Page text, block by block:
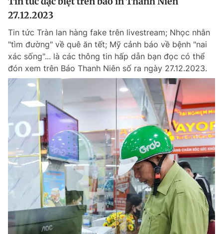
27.12.2023
Tin tức Tràn lan hàng fake trên livestream; Nhọc nhằn
"tìm đường" về quê ăn tết; Mỹ cảnh báo về bệnh "nai
xác sống"... là các thông tin hấp dẫn bạn đọc có thể
đón xem trên Báo Thanh Niên số ra ngày 27.12.2023.